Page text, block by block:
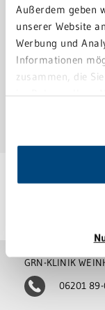
Außerdem geben
unserer Website
Werbung und
Informationen
zusammen, die
im Rahmen Ihrer
Letzte Änderung:
GRN-KLINIK
06201